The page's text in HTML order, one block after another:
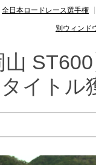
全日本ロードレース選手権
別ウィンド
山
イトル